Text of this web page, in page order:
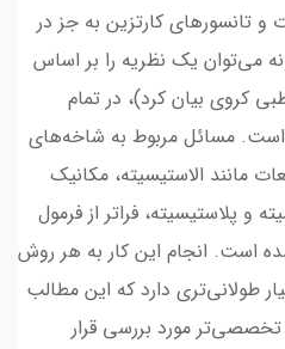
تانسورهای کارتزین به جز در
مي‌توان یک نظريه را بر اساس
كروي بيان كرد)، در تمام
مسائل مربوط به شاخه‌های
مانند الاستیسیته، مکانیک
و پلاستیسیته، فراتر از فرمول
است. انجام این کار به هر روش
طولانی‌تری دارد که این مطالب
تخصصی‌تر مورد بررسی قرار